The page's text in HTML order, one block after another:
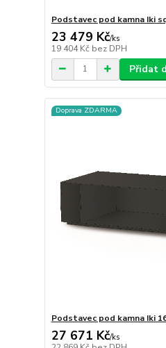
Podstavec pod kamna Iki
23 479 Kč/ks
19 404 Kč bez DPH
Přidat
Doprava ZDARMA
Podstavec pod kamna Iki
27 671 Kč/ks